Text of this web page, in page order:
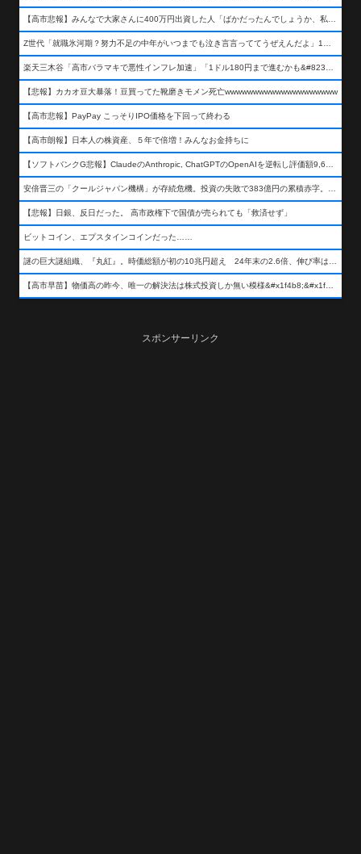
【悲報】カカオ豆大暴落！豆買ってた靴磨きモメン死亡wwwwwwwwwwwwwwwwwwww
【高市悲報】PayPay こっそりIPO価格を下回って終わる
【高市朗報】日本人の株資産、５年で倍増！みんなお金持ちに
【悲報】日銀、反日だった。 高市政権下で国債が売られても「救済せず」
ビットコイン、エプスタインコインだった……
スポンサーリンク